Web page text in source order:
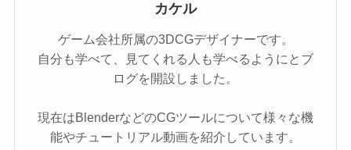
カケル
ゲーム会社所属の3DCGデザイナーです。
自分も学べて、見てくれる人も学べるようにとブ
ログを開設しました。
現在はBlenderなどのCGツールについて様々な機
能やチュートリアル動画を紹介しています。